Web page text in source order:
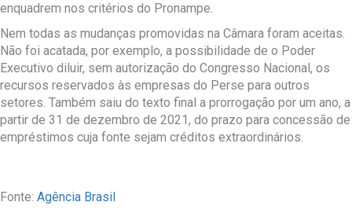
enquadrem nos critérios do Pronampe.
Nem todas as mudanças promovidas na Câmara foram aceitas.
Não foi acatada, por exemplo, a possibilidade de o Poder
Executivo diluir, sem autorização do Congresso Nacional, os
recursos reservados às empresas do Perse para outros
setores. Também saiu do texto final a prorrogação por um ano, a
partir de 31 de dezembro de 2021, do prazo para concessão de
empréstimos cuja fonte sejam créditos extraordinários.
Fonte: Agência Brasil